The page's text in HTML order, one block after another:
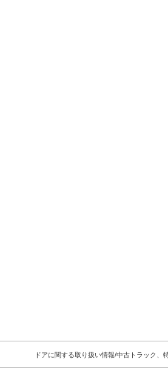
ドアに関する取り扱い情報/中古トラック